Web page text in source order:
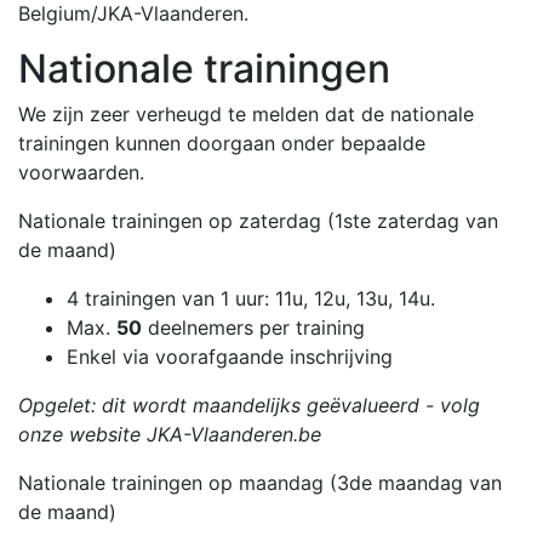
Belgium/JKA-Vlaanderen.
Nationale trainingen
We zijn zeer verheugd te melden dat de nationale
trainingen kunnen doorgaan onder bepaalde
voorwaarden.
Nationale trainingen op zaterdag (1ste zaterdag van
de maand)
4 trainingen van 1 uur: 11u, 12u, 13u, 14u.
Max. 50 deelnemers per training
Enkel via voorafgaande inschrijving
Opgelet: dit wordt maandelijks geëvalueerd - volg
onze website JKA-Vlaanderen.be
Nationale trainingen op maandag (3de maandag van
de maand)